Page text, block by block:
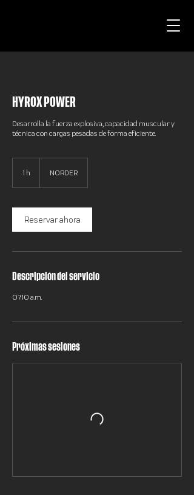
HYROX POWER
Desarrolla la fuerza explosiva, capacidad muscular y
técnica con cargas pesadas de forma eficiente.
1 h NORDER
Reservar ahora
Descripción del servicio
07:10 a.m.
Próximas sesiones